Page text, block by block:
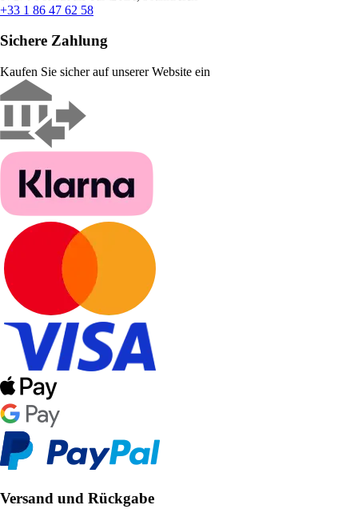
+33 1 86 47 62 58
Sichere Zahlung
Kaufen Sie sicher auf unserer Website ein
Versand und Rückgabe